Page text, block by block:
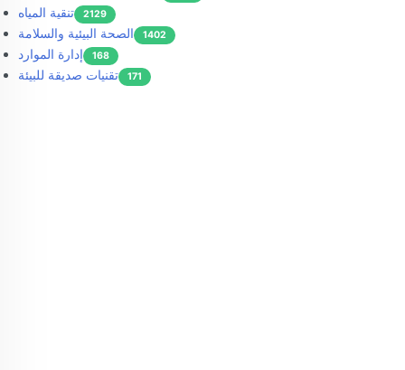
تنقية المياه 2129
الصحة البيئية والسلامة 1402
إدارة الموارد 168
تقنيات صديقة للبيئة 171